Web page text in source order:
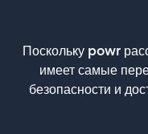
Поскольку powr
имеет самые
безопасности и